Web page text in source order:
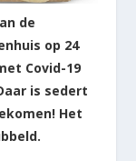
de
op 24
Covid-19
is sedert
Het